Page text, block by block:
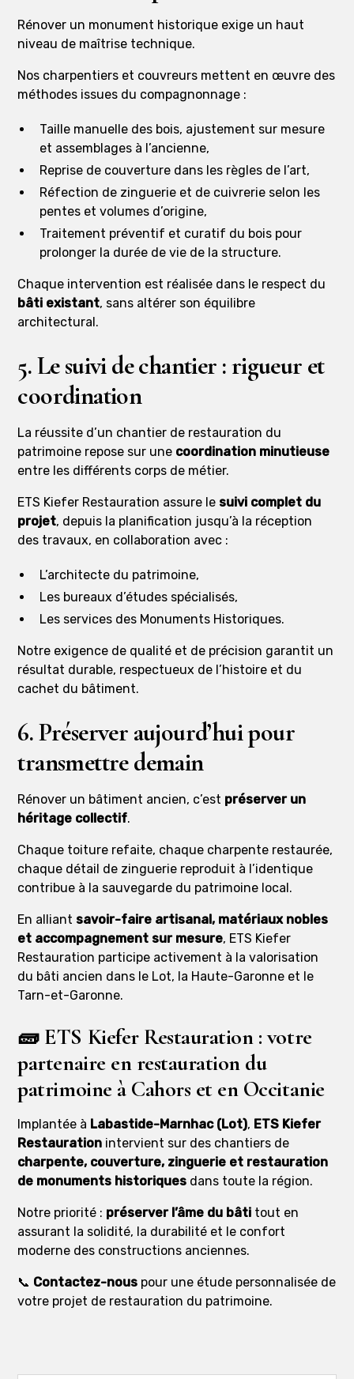
Rénover un monument historique exige un haut
niveau de maîtrise technique.
Nos charpentiers et couvreurs mettent en œuvre des
méthodes issues du compagnonnage :
Taille manuelle des bois, ajustement sur mesure
et assemblages à l’ancienne,
Reprise de couverture dans les règles de l’art,
Réfection de zinguerie et de cuivrerie selon les
pentes et volumes d’origine,
Traitement préventif et curatif du bois pour
prolonger la durée de vie de la structure.
Chaque intervention est réalisée dans le respect du
bâti existant, sans altérer son équilibre
architectural.
5. Le suivi de chantier : rigueur et
coordination
La réussite d’un chantier de restauration du
patrimoine repose sur une coordination minutieuse
entre les différents corps de métier.
ETS Kiefer Restauration assure le suivi complet du
projet, depuis la planification jusqu’à la réception
des travaux, en collaboration avec :
L’architecte du patrimoine,
Les bureaux d’études spécialisés,
Les services des Monuments Historiques.
Notre exigence de qualité et de précision garantit un
résultat durable, respectueux de l’histoire et du
cachet du bâtiment.
6. Préserver aujourd’hui pour
transmettre demain
Rénover un bâtiment ancien, c’est préserver un
héritage collectif.
Chaque toiture refaite, chaque charpente restaurée,
chaque détail de zinguerie reproduit à l’identique
contribue à la sauvegarde du patrimoine local.
En alliant savoir-faire artisanal, matériaux nobles
et accompagnement sur mesure, ETS Kiefer
Restauration participe activement à la valorisation
du bâti ancien dans le Lot, la Haute-Garonne et le
Tarn-et-Garonne.
🧱 ETS Kiefer Restauration : votre
partenaire en restauration du
patrimoine à Cahors et en Occitanie
Implantée à Labastide-Marnhac (Lot), ETS Kiefer
Restauration intervient sur des chantiers de
charpente, couverture, zinguerie et restauration
de monuments historiques dans toute la région.
Notre priorité : préserver l’âme du bâti tout en
assurant la solidité, la durabilité et le confort
moderne des constructions anciennes.
📞 Contactez-nous pour une étude personnalisée de
votre projet de restauration du patrimoine.